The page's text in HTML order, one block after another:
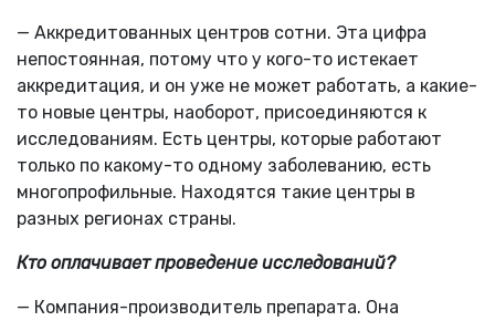
— Аккредитованных центров сотни. Эта цифра
непостоянная, потому что у кого-то истекает
аккредитация, и он уже не может работать, а какие-
то новые центры, наоборот, присоединяются к
исследованиям. Есть центры, которые работают
только по какому-то одному заболеванию, есть
многопрофильные. Находятся такие центры в
разных регионах страны.
Кто оплачивает проведение исследований?
— Компания-производитель препарата. Она